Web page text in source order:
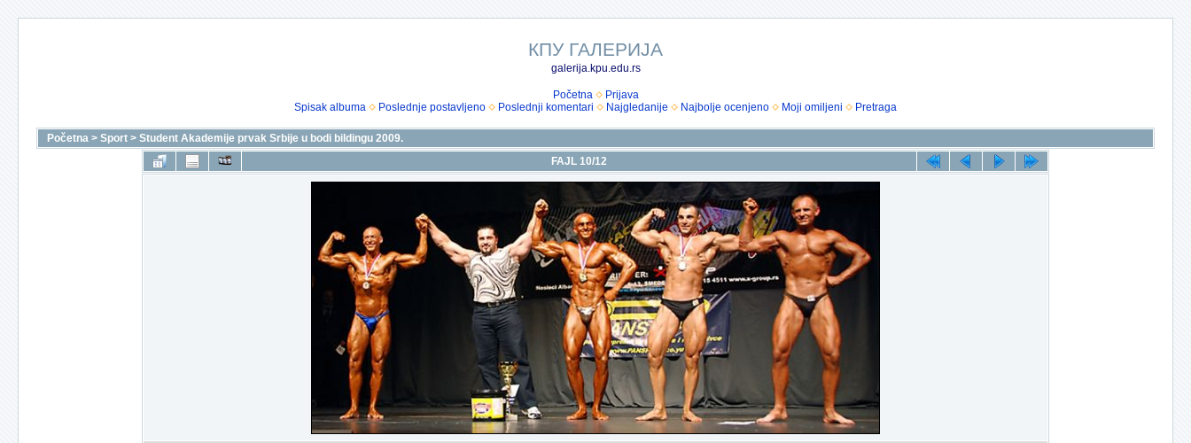
КПУ ГАЛЕРИЈА
galerija.kpu.edu.rs
Početna
Prijava
Spisak albuma
Poslednje postavljeno Poslednji komentari Najgledanije Najbolje ocenjeno Moji omiljeni Pretraga
Početna > Sport > Student Akademije prvak Srbije u bodi bildingu 2009.
FAJL 10/12